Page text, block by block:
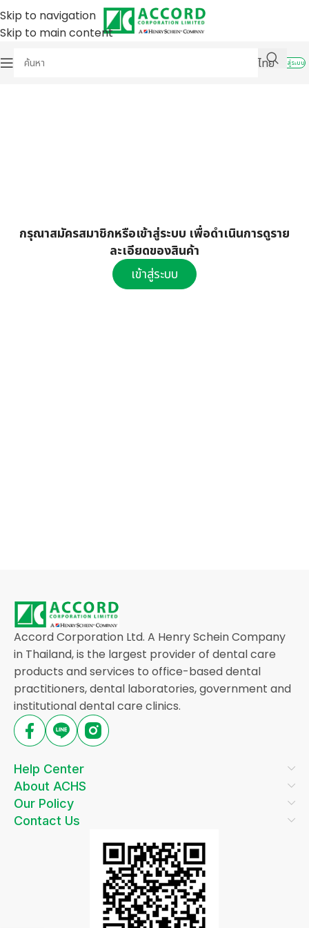
Skip to navigation
Skip to main content
ไทย
เข้าสู่ระบบ
กรุณาสมัครสมาชิกหรือเข้าสู่ระบบ เพื่อดำเนินการดูราย
ละเอียดของสินค้า
เข้าสู่ระบบ
Accord Corporation Ltd. A Henry Schein Company
in Thailand, is the largest provider of dental care
products and services to office-based dental
practitioners, dental laboratories, government and
institutional dental care clinics.
Help Center
About ACHS
Our Policy
Contact Us